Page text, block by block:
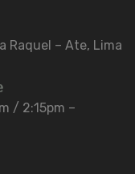
Raquel – Ate, Lima
/ 2:15pm –